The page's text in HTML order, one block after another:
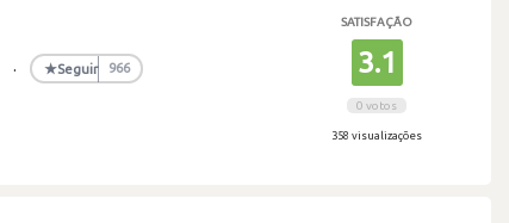
· ★Seguir 966
SATISFAÇÃO
3.1
0 votos
358 visualizações